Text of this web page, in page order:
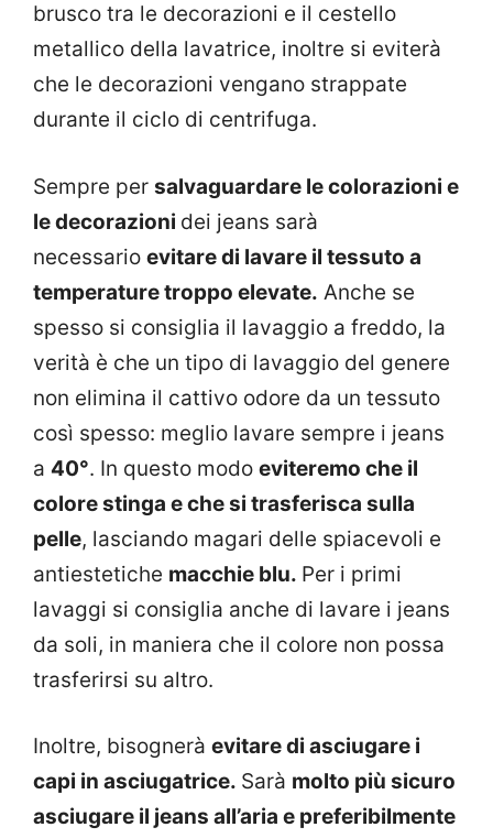
brusco tra le decorazioni e il cestello
metallico della lavatrice, inoltre si eviterà
che le decorazioni vengano strappate
durante il ciclo di centrifuga.
Sempre per salvaguardare le colorazioni e
le decorazioni dei jeans sarà
necessario evitare di lavare il tessuto a
temperature troppo elevate. Anche se
spesso si consiglia il lavaggio a freddo, la
verità è che un tipo di lavaggio del genere
non elimina il cattivo odore da un tessuto
così spesso: meglio lavare sempre i jeans
a 40°. In questo modo eviteremo che il
colore stinga e che si trasferisca sulla
pelle, lasciando magari delle spiacevoli e
antiestetiche macchie blu. Per i primi
lavaggi si consiglia anche di lavare i jeans
da soli, in maniera che il colore non possa
trasferirsi su altro.
Inoltre, bisognerà evitare di asciugare i
capi in asciugatrice. Sarà molto più sicuro
asciugare il jeans all’aria e preferibilmente